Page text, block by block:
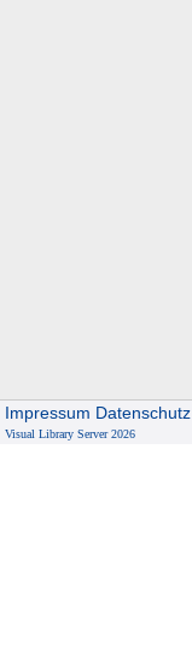
Impressum Datenschutz
Visual Library Server 2026